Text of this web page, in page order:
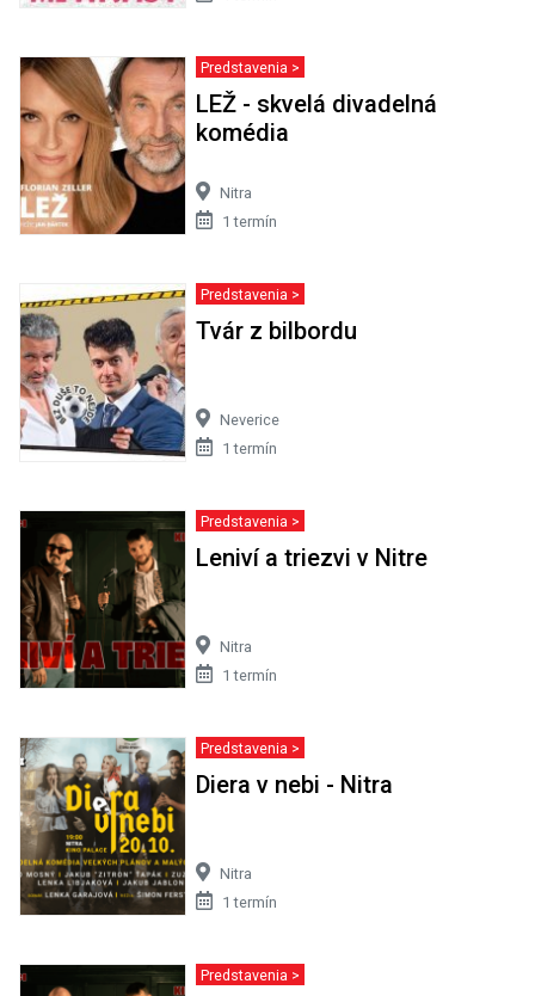
Predstavenia >
LEŽ - skvelá divadelná
komédia
Nitra
1 termín
Predstavenia >
Tvár z bilbordu
Neverice
1 termín
Predstavenia >
Leniví a triezvi v Nitre
Nitra
1 termín
Predstavenia >
Diera v nebi - Nitra
Nitra
1 termín
Predstavenia >